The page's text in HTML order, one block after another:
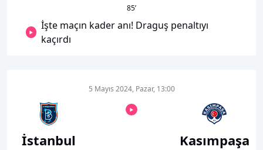
85’
İşte maçın kader anı! Draguş penaltıyı
kaçırdı
İstanbul
5 Mayıs 2024, Pazar, 13:00
Kasımpaşa